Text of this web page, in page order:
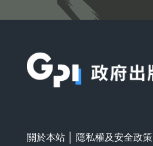
關於本站 隱私權及安全政策